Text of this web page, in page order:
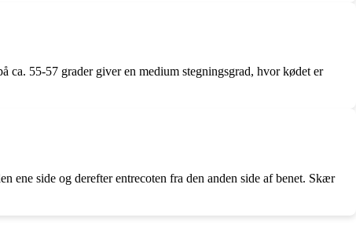
ca. 55-57 grader giver en medium stegningsgrad, hvor kødet er
ene side og derefter entrecoten fra den anden side af benet. Skær